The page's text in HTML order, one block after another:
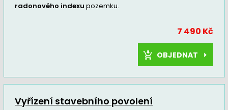
radonového indexu pozemku.
7 490 Kč
OBJEDNAT
Vyřízení stavebního povolení